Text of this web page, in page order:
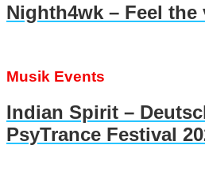
Nighth4wk – Feel the
Musik Events
Indian Spirit –
PsyTrance Festival